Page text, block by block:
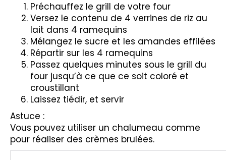
Préchauffez le grill de votre four
Versez le contenu de 4 verrines de riz au
lait dans 4 ramequins
Mélangez le sucre et les amandes effilées
Répartir sur les 4 ramequins
Passez quelques minutes sous le grill du
four jusqu’à ce que ce soit coloré et
croustillant
Laissez tiédir, et servir
Astuce :
Vous pouvez utiliser un chalumeau comme
pour réaliser des crèmes brulées.